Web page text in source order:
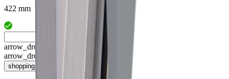
422 mm
arrow_drop_up
arrow_drop_down
shopping_cart